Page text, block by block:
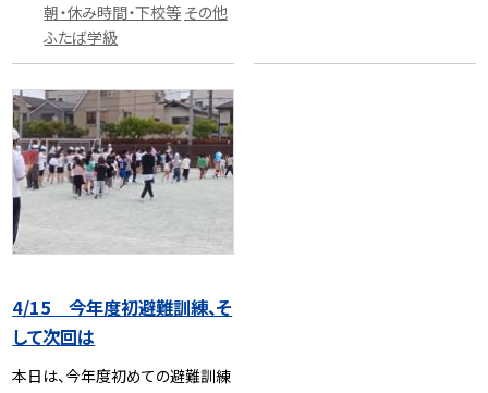
朝・休み時間・下校等 その他
ふたば学級
4/15 今年度初避難訓練、そ
して次回は
本日は、今年度初めての避難訓練